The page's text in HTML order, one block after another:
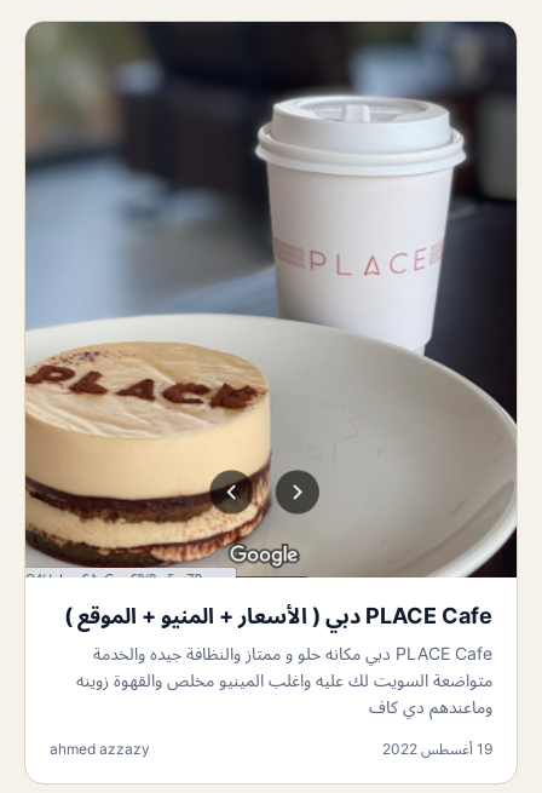
PLACE Cafe دبي ( الأسعار + المنيو + الموقع )
PLACE Cafe دبي مكانه حلو و ممتاز والنظافة جيده والخدمة
متواضعة السويت لك عليه واغلب المينيو مخلص والقهوة زوينه
وماعندهم دي كاف
19 أغسطس 2022 ahmed azzazy